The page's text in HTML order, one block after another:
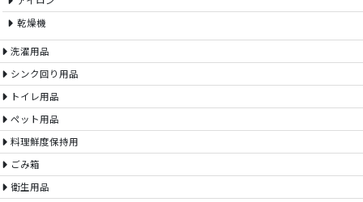
乾燥機
洗濯用品
シンク回り用品
トイレ用品
ペット用品
料理鮮度保持用
ごみ箱
衛生用品